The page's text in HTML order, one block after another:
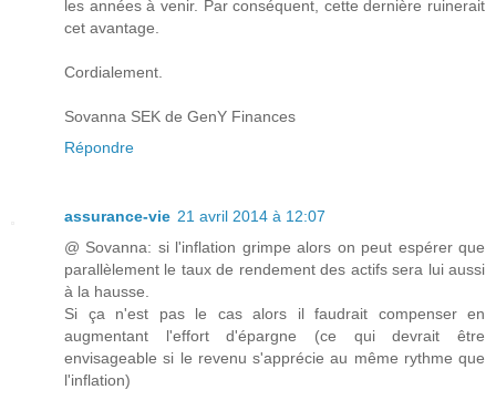
les années à venir. Par conséquent, cette dernière ruinerait
cet avantage.
Cordialement.
Sovanna SEK de GenY Finances
Répondre
assurance-vie 21 avril 2014 à 12:07
@ Sovanna: si l'inflation grimpe alors on peut espérer que
parallèlement le taux de rendement des actifs sera lui aussi
à la hausse.
Si ça n'est pas le cas alors il faudrait compenser en
augmentant l'effort d'épargne (ce qui devrait être
envisageable si le revenu s'apprécie au même rythme que
l'inflation)